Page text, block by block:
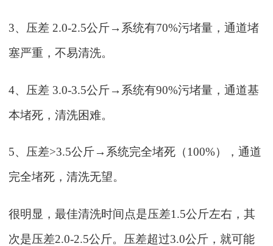
3、压差 2.0-2.5公斤→系统有70%污堵量，通道堵
塞严重，不易清洗。
4、压差 3.0-3.5公斤→系统有90%污堵量，通道基
本堵死，清洗困难。
5、压差>3.5公斤→系统完全堵死（100%），通道
完全堵死，清洗无望。
很明显，最佳清洗时间点是压差1.5公斤左右，其
次是压差2.0-2.5公斤。压差超过3.0公斤，就可能